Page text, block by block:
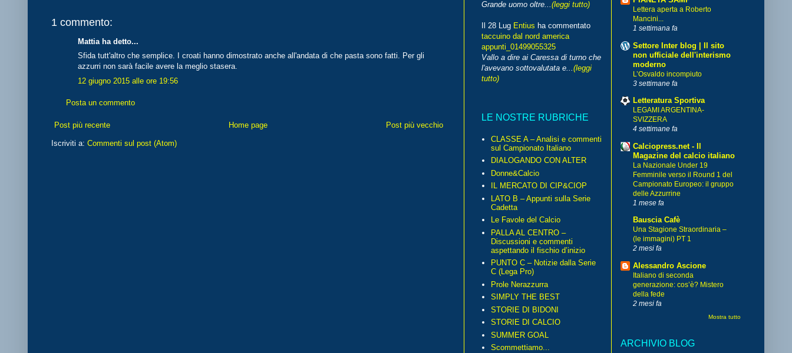
1 commento:
Mattia ha detto...
Sfida tutt'altro che semplice. I croati hanno dimostrato anche all'andata di che pasta sono fatti. Per gli
azzurri non sarà facile avere la meglio stasera.
12 giugno 2015 alle ore 19:56
Posta un commento
Post più recente Post più vecchio
Home page
Iscriviti a: Commenti sul post (Atom)
Grande uomo oltre...(leggi tutto)
Il 28 Lug Entius ha commentato
taccuino dal nord america
appunti_01499055325
Vallo a dire ai Caressa di turno che
l'avevano sottovalutata e...(leggi
tutto)
LE NOSTRE RUBRICHE
CLASSE A – Analisi e commenti
sul Campionato Italiano
DIALOGANDO CON ALTER
Donne&Calcio
IL MERCATO DI CIP&CIOP
LATO B – Appunti sulla Serie
Cadetta
Le Favole del Calcio
PALLA AL CENTRO –
Discussioni e commenti
aspettando il fischio d’inizio
PUNTO C – Notizie dalla Serie
C (Lega Pro)
Prole Nerazzurra
SIMPLY THE BEST
STORIE DI BIDONI
STORIE DI CALCIO
SUMMER GOAL
Scommettiamo...
Lettera aperta a Roberto
Mancini...
1 settimana fa
Settore Inter blog | Il sito
non ufficiale dell'interismo
moderno
L’Osvaldo incompiuto
3 settimane fa
Letteratura Sportiva
LEGAMI ARGENTINA-
SVIZZERA
4 settimane fa
Calciopress.net - Il
Magazine del calcio italiano
La Nazionale Under 19
Femminile verso il Round 1 del
Campionato Europeo: il gruppo
delle Azzurrine
1 mese fa
Bauscia Cafè
Una Stagione Straordinaria –
(le immagini) PT 1
2 mesi fa
Alessandro Ascione
Italiano di seconda
generazione: cos’è? Mistero
della fede
2 mesi fa
Mostra tutto
ARCHIVIO BLOG